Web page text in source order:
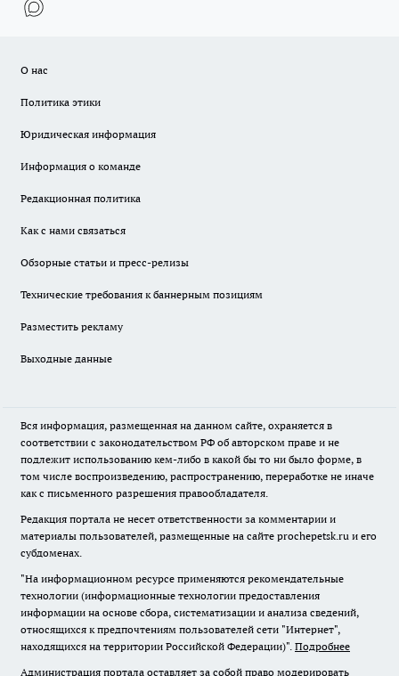
О нас
Политика этики
Юридическая информация
Информация о команде
Редакционная политика
Как с нами связаться
Обзорные статьи и пресс-релизы
Технические требования к баннерным позициям
Разместить рекламу
Выходные данные
Вся информация, размещенная на данном сайте, охраняется в
соответствии с законодательством РФ об авторском праве и не
подлежит использованию кем-либо в какой бы то ни было форме, в
том числе воспроизведению, распространению, переработке не иначе
как с письменного разрешения правообладателя.
Редакция портала не несет ответственности за комментарии и
материалы пользователей, размещенные на сайте prochepetsk.ru и его
субдоменах.
"На информационном ресурсе применяются рекомендательные
технологии (информационные технологии предоставления
информации на основе сбора, систематизации и анализа сведений,
относящихся к предпочтениям пользователей сети "Интернет",
находящихся на территории Российской Федерации)". Подробнее
Администрация портала оставляет за собой право модерировать